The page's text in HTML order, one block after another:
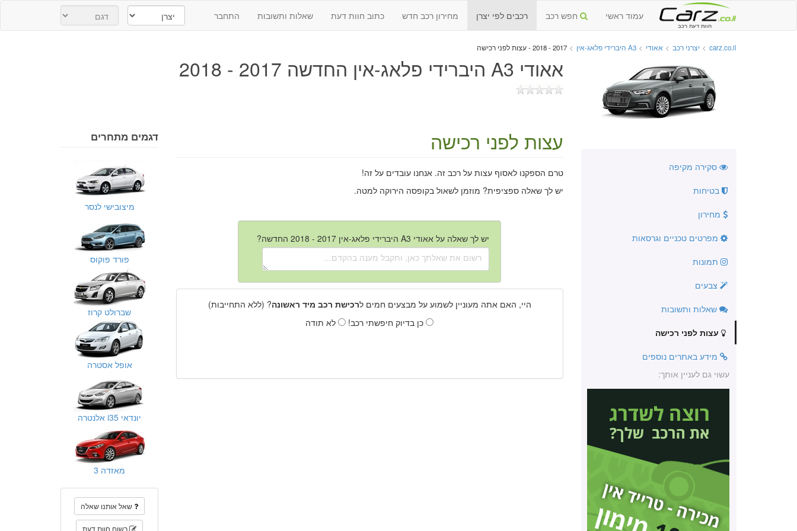
חוות דעת רכב
עמוד ראשי חפש רכב רכבים לפי יצרן מחירון רכב חדש כתוב חוות דעת שאלות ותשובות התחבר
carz.co.il
> יצרני רכב > אאודי > A3 היברידי פלאג-אין > 2017 - 2018 - עצות לפני רכישה
אאודי A3 היברידי פלאג-אין החדשה 2017 - 2018
סקירה מקיפה
בטיחות
מחירון
מפרטים טכניים וגרסאות
תמונות
צבעים
שאלות ותשובות
עצות לפני רכישה
מידע באתרים נוספים
עשוי גם לעניין אותך:
עצות לפני רכישה
טרם הספקנו לאסוף עצות על רכב זה. אנחנו עובדים על זה!
יש לך שאלה ספציפית? מוזמן לשאול בקופסה הירוקה למטה.
יש לך שאלה על אאודי A3 היברידי פלאג-אין 2017 - 2018 החדשה?
היי, האם אתה מעוניין לשמוע על מבצעים חמים לרכישת רכב מיד ראשונה? (ללא התחייבות)
כן בדיוק חיפשתי רכב!
לא תודה
דגמים מתחרים
מיצובישי לנסר
פורד פוקוס
שברולט קרוז
אופל אסטרה
יונדאי i35 אלנטרה
מאזדה 3
שאל אותנו שאלה
רשום חוות דעת